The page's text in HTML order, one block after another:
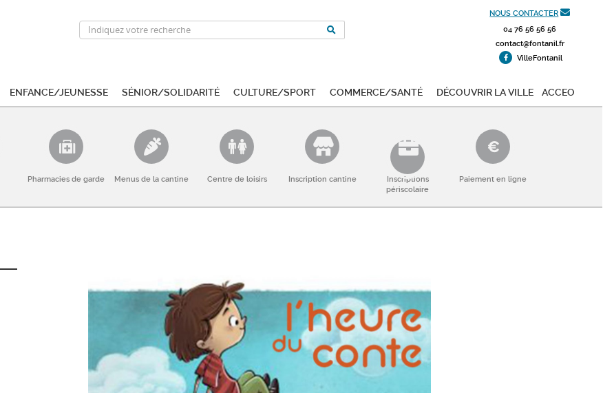
NOUS CONTACTER
04 76 56 56 56
contact@fontanil.fr
VilleFontanil
Enfance/Jeunesse Sénior/Solidarité Culture/Sport Commerce/Santé Découvrir la ville ACCEO
Pharmacies de garde Menus de la cantine Centre de loisirs Inscription cantine
Inscriptions
périscolaire
Paiement en ligne